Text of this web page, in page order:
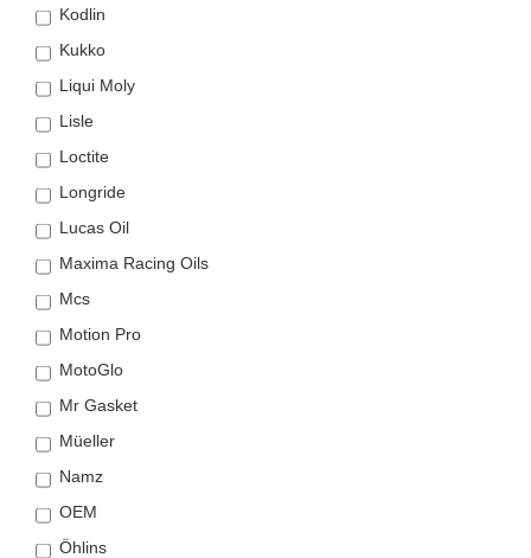
Kodlin
Kukko
Liqui Moly
Lisle
Loctite
Longride
Lucas Oil
Maxima Racing Oils
Mcs
Motion Pro
MotoGlo
Mr Gasket
Müeller
Namz
OEM
Öhlins